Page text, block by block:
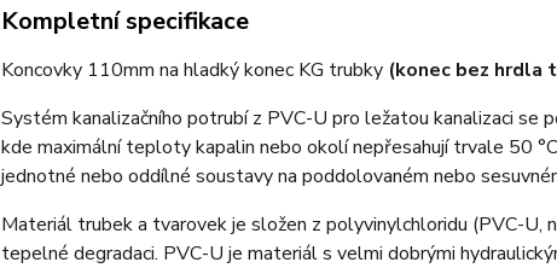
Kompletní specifikace
Koncovky 110mm na hladký konec KG trubky (konec bez hrdla
Systém kanalizačního potrubí z PVC-U pro ležatou kanalizaci se
kde maximální teploty kapalin nebo okolí nepřesahují trvale 50
jednotné nebo oddílné soustavy na poddolovaném nebo
Materiál trubek a tvarovek je složen z polyvinylchloridu (PVC-
tepelné degradaci. PVC-U je materiál s velmi dobrými